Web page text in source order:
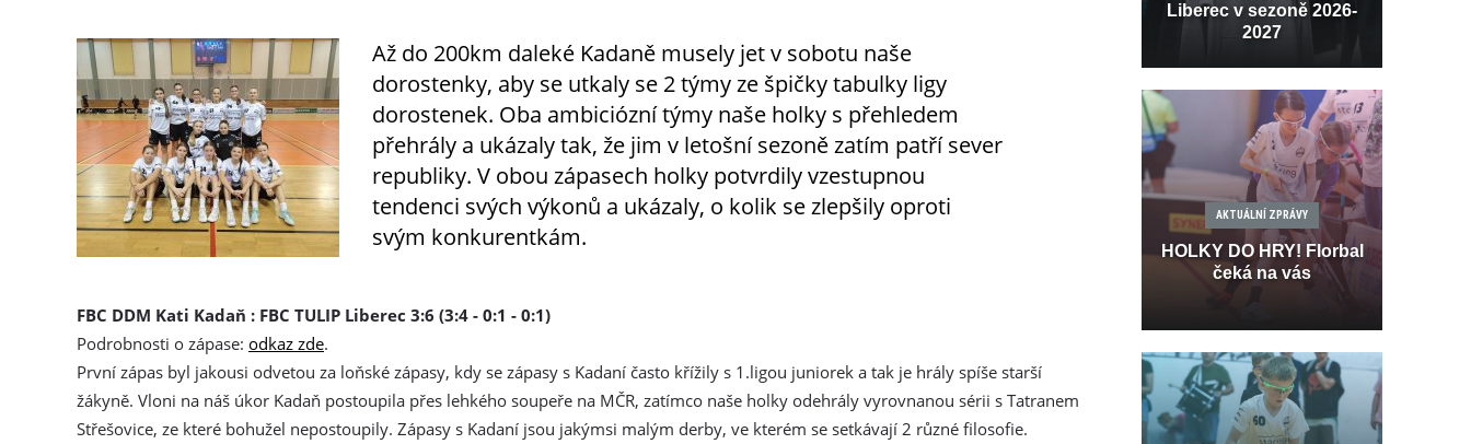
Až do 200km daleké Kadaně musely jet v sobotu naše
dorostenky, aby se utkaly se 2 týmy ze špičky tabulky ligy
dorostenek. Oba ambiciózní týmy naše holky s přehledem
přehrály a ukázaly tak, že jim v letošní sezoně zatím patří sever
republiky. V obou zápasech holky potvrdily vzestupnou
tendenci svých výkonů a ukázaly, o kolik se zlepšily oproti
svým konkurentkám.
FBC DDM Kati Kadaň : FBC TULIP Liberec 3:6 (3:4 - 0:1 - 0:1)
Podrobnosti o zápase: odkaz zde.
První zápas byl jakousi odvetou za loňské zápasy, kdy se zápasy s Kadaní často křížily s 1.ligou juniorek a tak je hrály spíše starší
žákyně. Vloni na náš úkor Kadaň postoupila přes lehkého soupeře na MČR, zatímco naše holky odehrály vyrovnanou sérii s Tatranem
Střešovice, ze které bohužel nepostoupily. Zápasy s Kadaní jsou jakýmsi malým derby, ve kterém se setkávají 2 různé filosofie.
Liberec v sezoně 2026-
2027
AKTUÁLNÍ ZPRÁVY
HOLKY DO HRY! Florbal
čeká na vás